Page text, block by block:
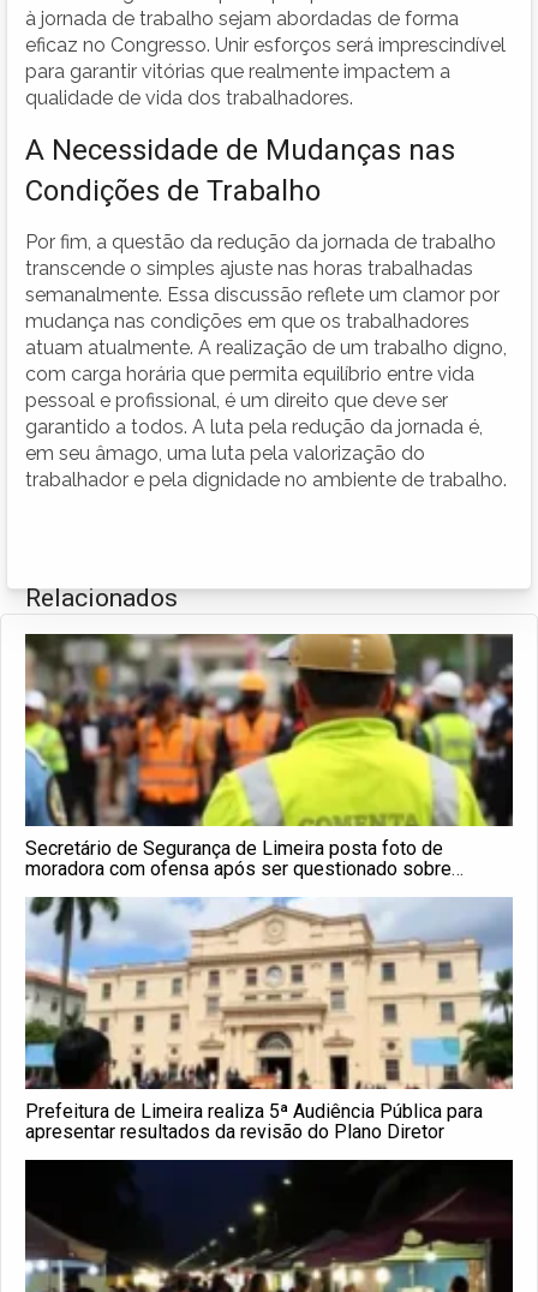
à jornada de trabalho sejam abordadas de forma
eficaz no Congresso. Unir esforços será imprescindível
para garantir vitórias que realmente impactem a
qualidade de vida dos trabalhadores.
A Necessidade de Mudanças nas
Condições de Trabalho
Por fim, a questão da redução da jornada de trabalho
transcende o simples ajuste nas horas trabalhadas
semanalmente. Essa discussão reflete um clamor por
mudança nas condições em que os trabalhadores
atuam atualmente. A realização de um trabalho digno,
com carga horária que permita equilíbrio entre vida
pessoal e profissional, é um direito que deve ser
garantido a todos. A luta pela redução da jornada é,
em seu âmago, uma luta pela valorização do
trabalhador e pela dignidade no ambiente de trabalho.
Relacionados
Secretário de Segurança de Limeira posta foto de
moradora com ofensa após ser questionado sobre
Prefeitura de Limeira realiza 5ª Audiência Pública para
apresentar resultados da revisão do Plano Diretor